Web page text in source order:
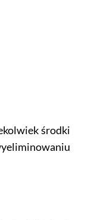
środki